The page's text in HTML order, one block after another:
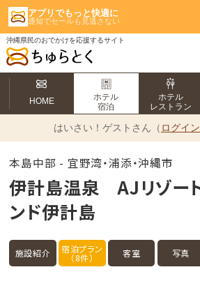
アプリでもっと快適に
通知でセールも見逃さない
沖縄県民のおでかけを応援するサイト
HOME
ホテル
宿泊
ホテル
レストラン
はいさい！ ゲストさん（ ログイ
本島中部 - 宜野湾・浦添・沖縄市
伊計島温泉 AJリゾー
ンド伊計島
施設紹介 宿泊プラン
（8件） 客室 写真